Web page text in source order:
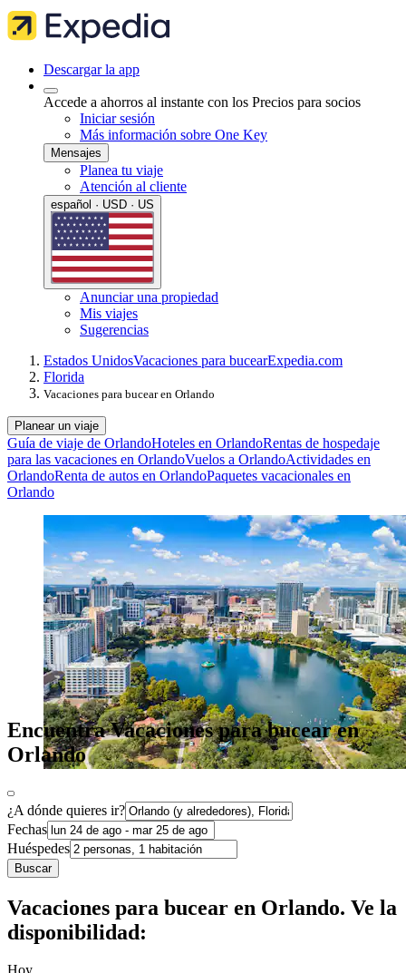
Descargar la app
Accede a ahorros al instante con los Precios para socios
Iniciar sesión
Más información sobre One Key
Mensajes
Planea tu viaje
Atención al cliente
español · USD · US
Anunciar una propiedad
Mis viajes
Sugerencias
Estados UnidosVacaciones para bucearExpedia.com
Florida
Vacaciones para bucear en Orlando
Planear un viaje
Guía de viaje de OrlandoHoteles en OrlandoRentas de hospedaje
para las vacaciones en OrlandoVuelos a OrlandoActividades en
OrlandoRenta de autos en OrlandoPaquetes vacacionales en
Orlando
Encuentra Vacaciones para bucear en
Orlando
¿A dónde quieres ir?
Fechas
Huéspedes
Buscar
Vacaciones para bucear en Orlando. Ve la
disponibilidad: